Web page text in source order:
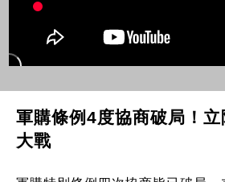
軍購條例4度協商破局！
大戰